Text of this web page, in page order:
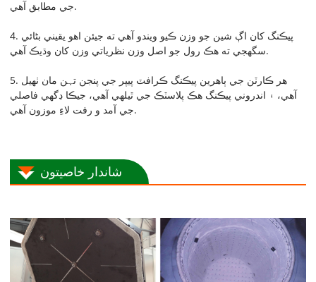
جي مطابق آهي.
4. پيڪنگ کان اڳ شين جو وزن ڪيو ويندو آهي ته جيئن اهو يقيني بڻائي
سگهجي ته هڪ رول جو اصل وزن نظرياتي وزن کان وڌيڪ آهي.
5. هر ڪارٽن جي ٻاهرين پيڪنگ ڪرافٽ پيپر جي پنجن تہن مان ٺهيل
آهي، ۽ اندروني پيڪنگ هڪ پلاسٽڪ جي ٿيلهي آهي، جيڪا ڊگهي فاصلي
جي آمد و رفت لاءِ موزون آهي.
شاندار خاصيتون